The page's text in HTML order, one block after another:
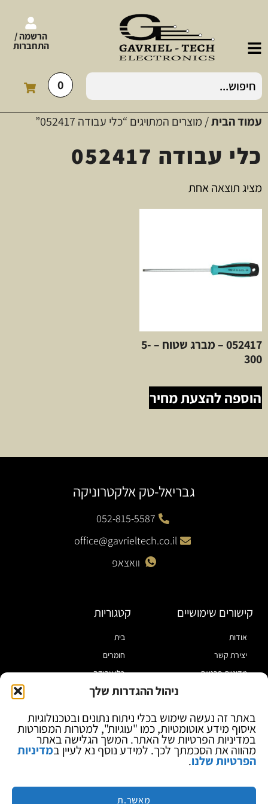
ניהול ההגדרות שלך
באתר זה נעשה שימוש בכלי ניתוח נתונים ובטכנולוגיות
איסוף מידע אוטומטיות, כמו "עוגיות", למטרות המפורטות
במדיניות הפרטיות של האתר. המשך הגלישה באתר
מהווה את הסכמתך לכך. למידע נוסף נא לעיין במדיניות
הפרטיות שלנו.
מאשר.ת
הרשמה /
התחברות
0
עמוד הבית/ מוצרים המתויגים “כלי עבודה 052417”
כלי עבודה 052417
מציג תוצאה אחת
052417 – מברג שטוח – 5-
300
הוספה להצעת מחיר
גבריאל-טק אלקטרוניקה
052-815-5587
office@gavrieltech.co.il
וואצאפ
קישורים שימושיים
אודות
יצירת קשר
מדיניות פרטיות
בלוג
קטגוריות
בית
חומרים
כלי עבודה
מוצרי הלחמה
ספקי כח ומודדים
ציוד אופטי להגדלה
מותגים